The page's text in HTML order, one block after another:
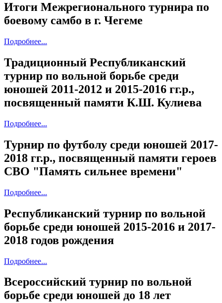
Итоги Межрегионального турнира по
боевому самбо в г. Чегеме
Подробнее...
Традиционный Республиканский
турнир по вольной борьбе среди
юношей 2011-2012 и 2015-2016 гг.р.,
посвященный памяти К.Ш. Кулиева
Подробнее...
Турнир по футболу среди юношей 2017-
2018 гг.р., посвященный памяти героев
СВО "Память сильнее времени"
Подробнее...
Республиканский турнир по вольной
борьбе среди юношей 2015-2016 и 2017-
2018 годов рождения
Подробнее...
Всероссийский турнир по вольной
борьбе среди юношей до 18 лет